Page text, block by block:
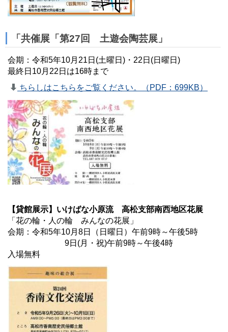
「共催展「第27回 土遊会陶芸展」
会期：令和5年10月21日(土曜日)・22日(日曜日)
最終日10月22日は16時まで
ちらしはこちらをご覧ください。（PDF：699KB）
【貸館展示】いけばな小原流 高松支部南西地区花展
「花の輪・人の輪 みんなの花展」
会期：令和5年10月8日（日曜日）午前9時～午後5時
9日(月・祝)午前9時～午後4時
入場無料